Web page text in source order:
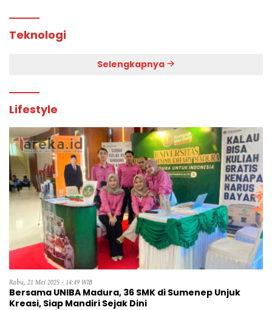
Teknologi
Selengkapnya
Lifestyle
Rabu, 21 Mei 2025 - 14:49 WIB
Bersama UNIBA Madura, 36 SMK di Sumenep Unjuk
Kreasi, Siap Mandiri Sejak Dini